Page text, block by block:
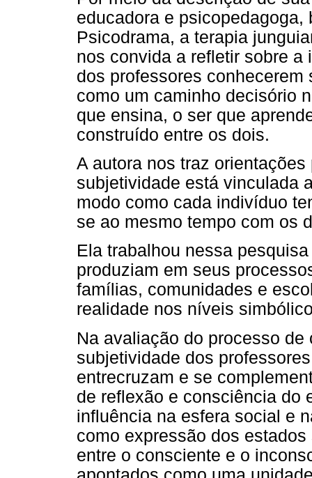
educadora e
Psicodrama, a terapia
nos convida a refletir sobre
dos professores
como um caminho decisório
que ensina, o ser que
construído entre os dois.
A autora nos traz
subjetividade está vinculada
modo como cada indivíduo
se ao mesmo tempo com os
Ela trabalhou nessa
produziam em seus
famílias, comunidades e
realidade nos níveis
Na avaliação do processo
subjetividade dos
entrecruzam e se
de reflexão e consciência do
influência na esfera social e
como expressão dos
entre o consciente e o